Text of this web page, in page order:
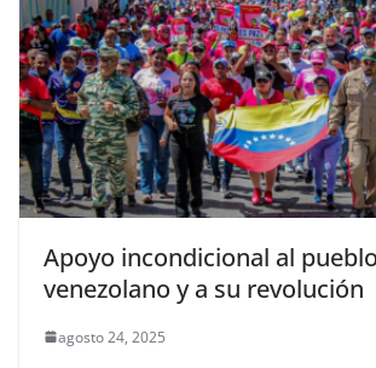
Apoyo incondicional al pueblo
venezolano y a su revolución
agosto 24, 2025